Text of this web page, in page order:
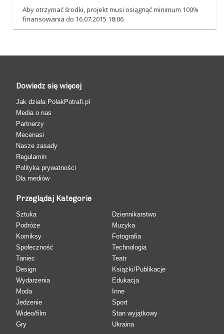
Aby otrzymać środki, projekt musi osiągnąć minimum 100%
finansowania do 16.07.2015 18:06
Dowiedz się więcej
Jak działa PolakPotrafi.pl
Media o nas
Partnerzy
Mecenasi
Nasze zasady
Regulamin
Polityka prywatności
Dla mediów
Przeglądaj Kategorie
Sztuka
Podróże
Komiksy
Społeczność
Taniec
Design
Wydarzenia
Moda
Jedzenie
Wideo/film
Gry
Dziennikarstwo
Muzyka
Fotografia
Technologia
Teatr
Książki/Publikacje
Edukacja
Inne
Sport
Stan wyjątkowy
Ukraina